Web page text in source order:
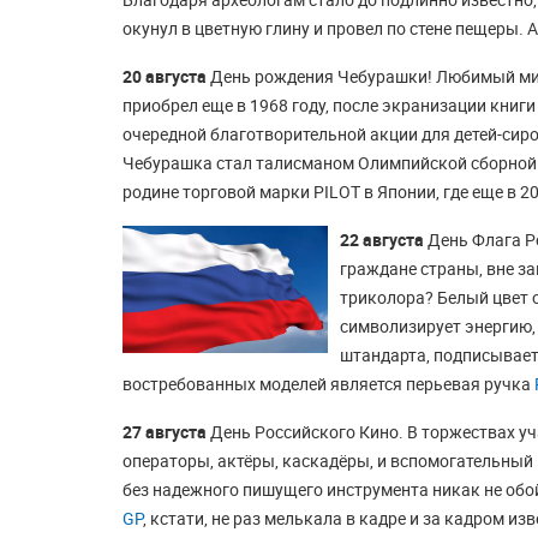
окунул в цветную глину и провел по стене
20 августа День рождения Чебурашки! Любимый
приобрел еще в 1968 году, после экранизации
очередной благотворительной акции для детей-
Чебурашка стал талисманом Олимпийской
родине торговой марки PILOT в Японии, где еще в
22 августа День Флага
граждане страны, вне
триколора? Белый цвет
символизирует
штандарта,
востребованных моделей является перьевая ручка
27 августа День Российского Кино. В торжествах
операторы, актёры, каскадёры, и
без надежного пишущего инструмента никак не
GP, кстати, не раз мелькала в кадре и за кадром